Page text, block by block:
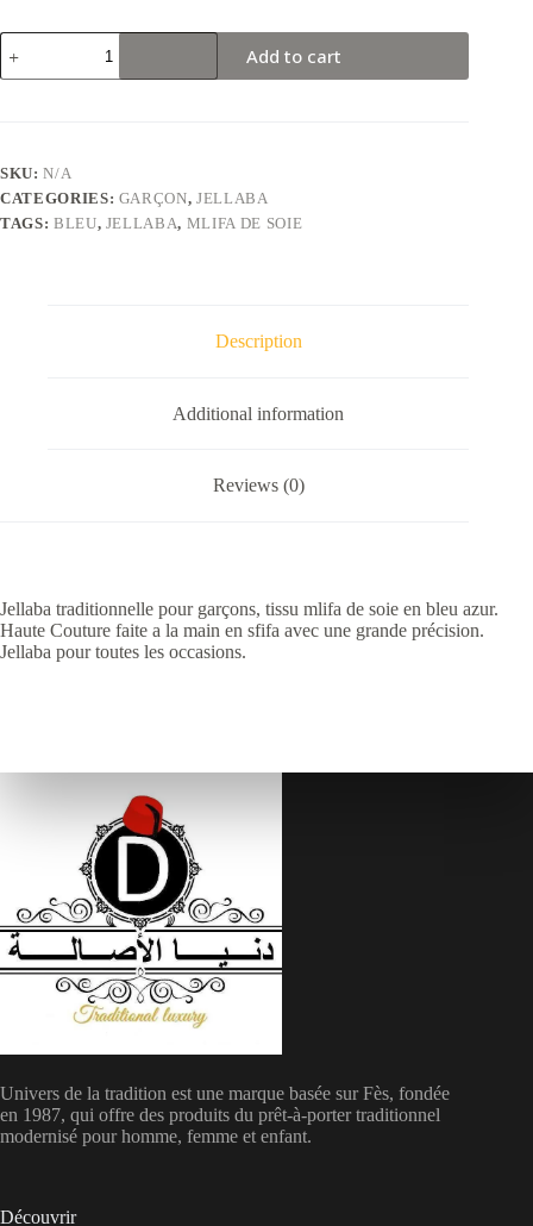
Jellaba
garçons
mlifa
azur
quantity
Add to cart
SKU:N/A
CATEGORIES: GARÇON,JELLABA
TAGS: BLEU, JELLABA, MLIFA DE SOIE
Description
Additional information
Reviews (0)
Jellaba traditionnelle pour garçons, tissu mlifa de soie en bleu azur.
Haute Couture faite a la main en sfifa avec une grande précision.
Jellaba pour toutes les occasions.
Univers de la tradition est une marque basée sur Fès, fondée
en 1987, qui offre des produits du prêt-à-porter traditionnel
modernisé pour homme, femme et enfant.
Découvrir